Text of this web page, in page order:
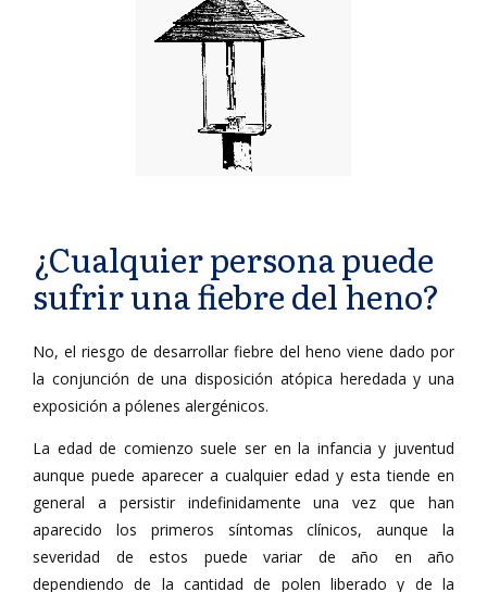
¿Cualquier persona puede
sufrir una fiebre del heno?
No, el riesgo de desarrollar fiebre del heno viene dado por
la conjunción de una disposición atópica heredada y una
exposición a pólenes alergénicos.
La edad de comienzo suele ser en la infancia y juventud
aunque puede aparecer a cualquier edad y esta tiende en
general a persistir indefinidamente una vez que han
aparecido los primeros síntomas clínicos, aunque la
severidad de estos puede variar de año en año
dependiendo de la cantidad de polen liberado y de la